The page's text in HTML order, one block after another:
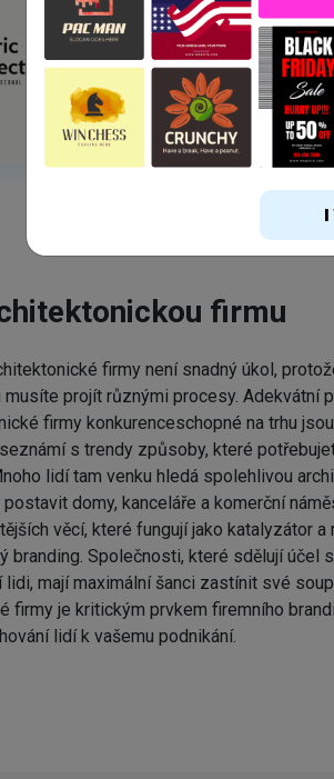
firmu
firmy není snadný úkol,
projít různými procesy. Adekvátní
firmy konkurenceschopné na trhu
s trendy způsoby, které
lidí tam venku hledá spolehlivou
domy, kanceláře a komerční
věcí, které fungují jako katalyzátor a
branding. Společnosti, které sdělují účel
mají maximální šanci zastínit své
firmy je kritickým prvkem firemního
lidí k vašemu podnikání.